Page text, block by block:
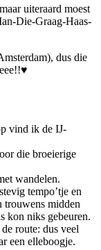
uiteraard moest
Die-Graag-Haas-
dus die
vind ik de IJ-
die broeierige
wandelen.
tempo’tje en
trouwens midden
kon niks gebeuren.
route: dus veel
een elleboogje.